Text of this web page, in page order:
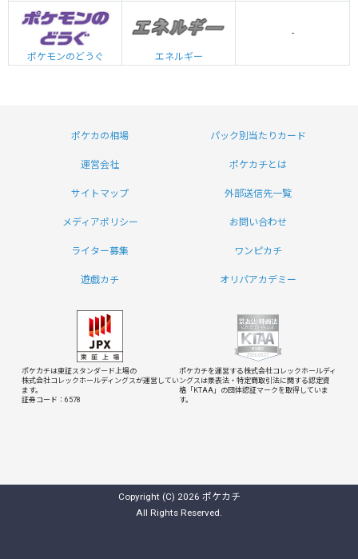
ポケモンのどうぐ エネルギー
-
ポケカの相場 パック別当たりカード
運営会社 ポケカチとは
サイトマップ 外部送信先一覧
メディアポリシー お問い合わせ
ライター募集 ワンピカチ
遊戯カチ オリパアカデミー
ポケカチは東証スタンダード上場の
株式会社コレックホールディングスが運営してい
ます。
証券コード：6578
ポケカチを運営する株式会社コレックホールディ
ングスは景表法・特定商取引法に関する認定資
格「KTAA」の団体認証マークを取得していま
す。
Copyright (C) 2026 ポケカチ
All Rights Reserved.